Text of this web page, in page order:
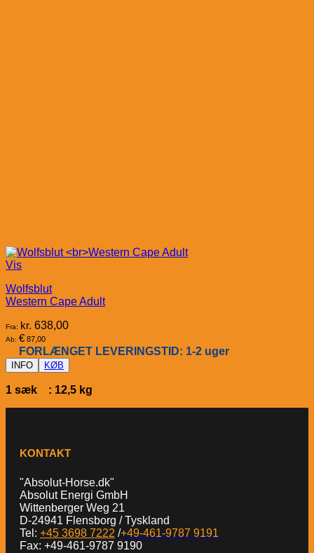
Vis
Wolfsblut
Western Cape Adult
Fra: kr. 638,00
Ab: € 87,00
FORLÆNGET LEVERINGSTID: 1-2 uger
INFO KØB
1 sæk : 12,5 kg
KONTAKT
"Absolut-Horse.dk"
Absolut Energi GmbH
Wittenberger Weg 21
D-24941 Flensborg / Tyskland
Tel: +45 3698 7222 /+49-461-9787 9191
Fax: +49-461-9787 9190